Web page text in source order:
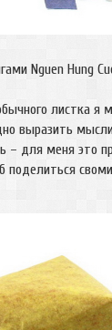
Nguen Hung
листка я
выразить
– для меня это
поделиться